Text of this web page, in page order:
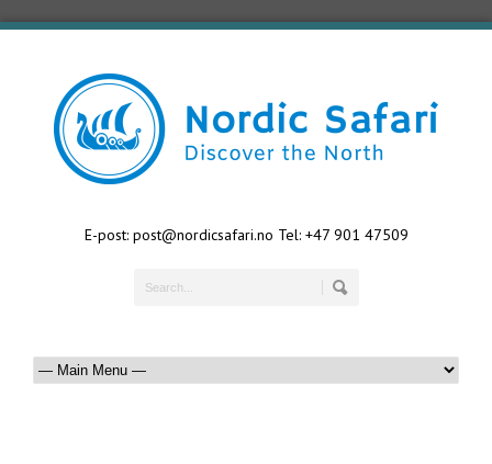
E-post: post@nordicsafari.no Tel: +47 901 47509